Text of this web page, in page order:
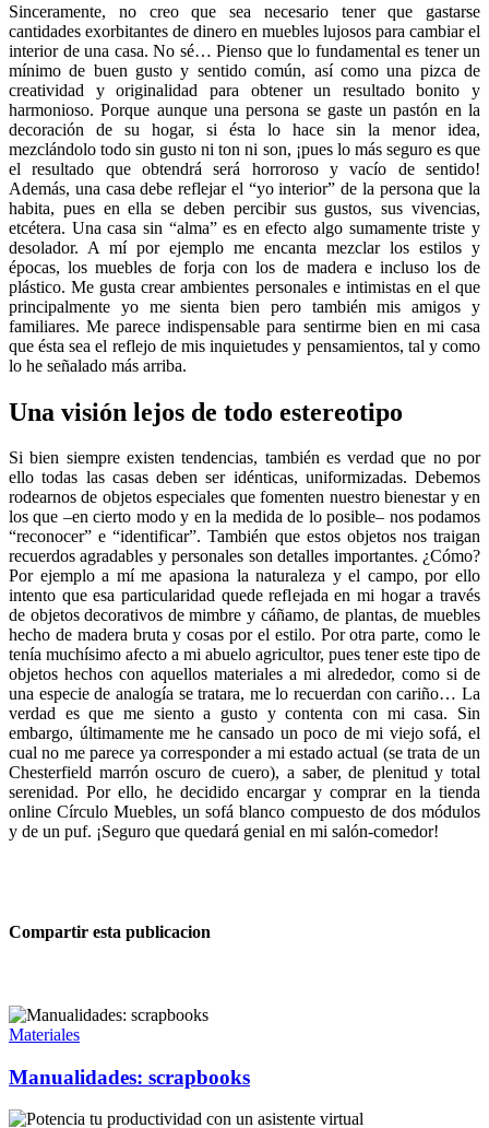
Sinceramente, no creo que sea necesario tener que gastarse
cantidades exorbitantes de dinero en muebles lujosos para cambiar el
interior de una casa. No sé… Pienso que lo fundamental es tener un
mínimo de buen gusto y sentido común, así como una pizca de
creatividad y originalidad para obtener un resultado bonito y
harmonioso. Porque aunque una persona se gaste un pastón en la
decoración de su hogar, si ésta lo hace sin la menor idea,
mezclándolo todo sin gusto ni ton ni son, ¡pues lo más seguro es que
el resultado que obtendrá será horroroso y vacío de sentido!
Además, una casa debe reflejar el “yo interior” de la persona que la
habita, pues en ella se deben percibir sus gustos, sus vivencias,
etcétera. Una casa sin “alma” es en efecto algo sumamente triste y
desolador. A mí por ejemplo me encanta mezclar los estilos y
épocas, los muebles de forja con los de madera e incluso los de
plástico. Me gusta crear ambientes personales e intimistas en el que
principalmente yo me sienta bien pero también mis amigos y
familiares. Me parece indispensable para sentirme bien en mi casa
que ésta sea el reflejo de mis inquietudes y pensamientos, tal y como
lo he señalado más arriba.
Una visión lejos de todo estereotipo
Si bien siempre existen tendencias, también es verdad que no por
ello todas las casas deben ser idénticas, uniformizadas. Debemos
rodearnos de objetos especiales que fomenten nuestro bienestar y en
los que –en cierto modo y en la medida de lo posible– nos podamos
“reconocer” e “identificar”. También que estos objetos nos traigan
recuerdos agradables y personales son detalles importantes. ¿Cómo?
Por ejemplo a mí me apasiona la naturaleza y el campo, por ello
intento que esa particularidad quede reflejada en mi hogar a través
de objetos decorativos de mimbre y cáñamo, de plantas, de muebles
hecho de madera bruta y cosas por el estilo. Por otra parte, como le
tenía muchísimo afecto a mi abuelo agricultor, pues tener este tipo de
objetos hechos con aquellos materiales a mi alrededor, como si de
una especie de analogía se tratara, me lo recuerdan con cariño… La
verdad es que me siento a gusto y contenta con mi casa. Sin
embargo, últimamente me he cansado un poco de mi viejo sofá, el
cual no me parece ya corresponder a mi estado actual (se trata de un
Chesterfield marrón oscuro de cuero), a saber, de plenitud y total
serenidad. Por ello, he decidido encargar y comprar en la tienda
online Círculo Muebles, un sofá blanco compuesto de dos módulos
y de un puf. ¡Seguro que quedará genial en mi salón-comedor!
Compartir esta publicacion
Materiales
Manualidades: scrapbooks